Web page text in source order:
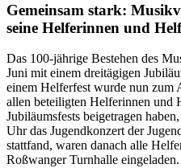
Gemeinsam stark:
seine Helferinnen und
Das 100-jährige Bestehen des
Juni mit einem dreitägigen
einem Helferfest wurde nun zum
allen beteiligten Helferinnen und
Jubiläumsfests beigetragen
Uhr das Jugendkonzert der
stattfand, waren danach alle
Roßwanger Turnhalle eingeladen.